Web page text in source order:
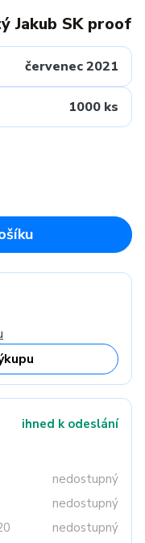
Jakub SK proof
červenec 2021
1000 ks
ihned k odeslání
nedostupný
nedostupný
nedostupný